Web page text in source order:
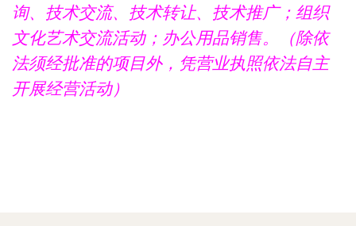
询、技术交流、技术转让、技术推广；组织
文化艺术交流活动；办公用品销售。（除依
法须经批准的项目外，凭营业执照依法自主
开展经营活动）